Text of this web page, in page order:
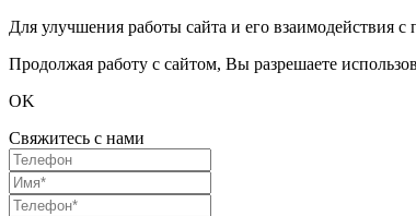
Для улучшения работы сайта и его взаимодействия
Продолжая работу с сайтом, Вы разрешаете
OK
Свяжитесь с нами